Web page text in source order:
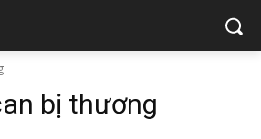
bị thương